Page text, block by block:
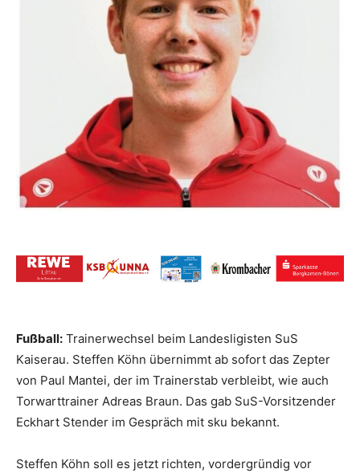
Fußball: Trainerwechsel beim Landesligisten SuS
Kaiserau. Steffen Köhn übernimmt ab sofort das Zepter
von Paul Mantei, der im Trainerstab verbleibt, wie auch
Torwarttrainer Adreas Braun. Das gab SuS-Vorsitzender
Eckhart Stender im Gespräch mit sku bekannt.
Steffen Köhn soll es jetzt richten, vordergründig vor